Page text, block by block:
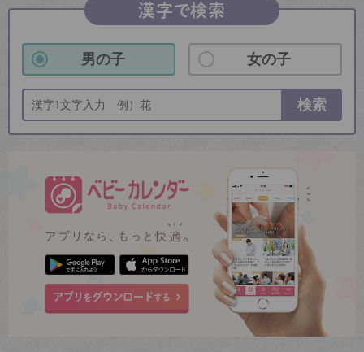
漢字で検索
男の子 女の子
検索